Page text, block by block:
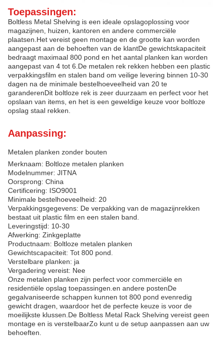
Toepassingen:
Boltless Metal Shelving is een ideale opslagoplossing voor
magazijnen, huizen, kantoren en andere commerciële
plaatsen.Het vereist geen montage en de grootte kan worden
aangepast aan de behoeften van de klantDe gewichtskapaciteit
bedraagt maximaal 800 pond en het aantal planken kan worden
aangepast van 4 tot 6.De metalen rek rekken hebben een plastic
verpakkingsfilm en stalen band om veilige levering binnen 10-30
dagen na de minimale bestelhoeveelheid van 20 te
garanderenDit boltloze rek is zeer duurzaam en perfect voor het
opslaan van items, en het is een geweldige keuze voor boltloze
opslag staal rekken.
Aanpassing:
Metalen planken zonder bouten
Merknaam: Boltloze metalen planken
Modelnummer: JITNA
Oorsprong: China
Certificering: ISO9001
Minimale bestelhoeveelheid: 20
Verpakkingsgegevens: De verpakking van de magazijnrekken
bestaat uit plastic film en een stalen band.
Leveringstijd: 10-30
Afwerking: Zinkgeplatte
Productnaam: Boltloze metalen planken
Gewichtscapaciteit: Tot 800 pond.
Verstelbare planken: ja
Vergadering vereist: Nee
Onze metalen planken zijn perfect voor commerciële en
residentiële opslag toepassingen.en andere postenDe
gegalvaniseerde schappen kunnen tot 800 pond evenredig
gewicht dragen, waardoor het de perfecte keuze is voor de
moeilijkste klussen.De Boltless Metal Rack Shelving vereist geen
montage en is verstelbaarZo kunt u de setup aanpassen aan uw
behoeften.